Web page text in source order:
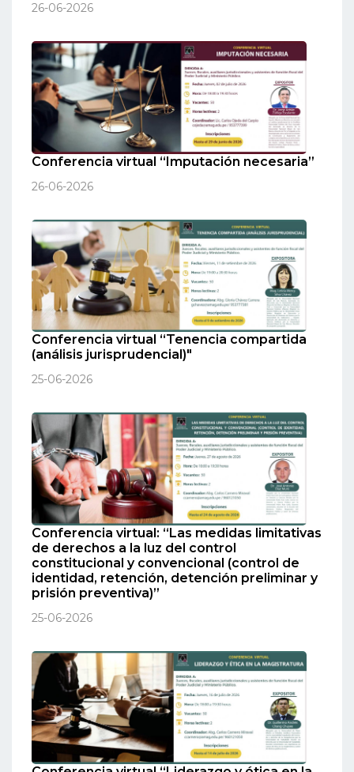
26-06-2026
Conferencia virtual “Imputación necesaria”
26-06-2026
Conferencia virtual “Tenencia compartida
(análisis jurisprudencial)"
25-06-2026
Conferencia virtual: “Las medidas limitativas
de derechos a la luz del control
constitucional y convencional (control de
identidad, retención, detención preliminar y
prisión preventiva)”
25-06-2026